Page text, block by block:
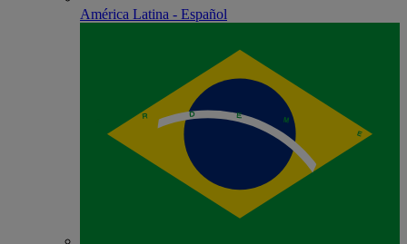
América Latina - Español